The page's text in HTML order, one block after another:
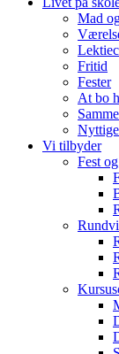
Mad
Fritid
Fester
At bo
Vi tilbyder
Fest